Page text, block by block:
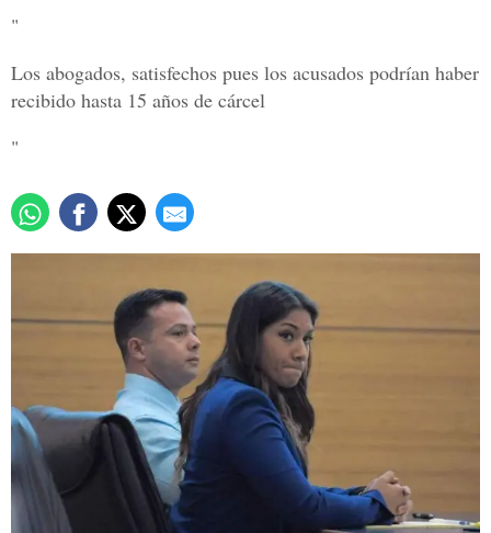
"
Los abogados, satisfechos pues los acusados podrían haber
recibido hasta 15 años de cárcel
"